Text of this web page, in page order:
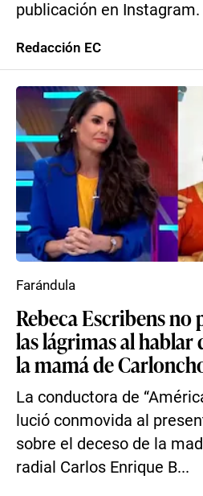
publicación en Instagram.
Redacción EC
Rebeca Escribens
las lágrimas al hablar
la mamá de
La conductora de
lució conmovida al
sobre el deceso de la
radial Carlos Enrique B...
Farándula